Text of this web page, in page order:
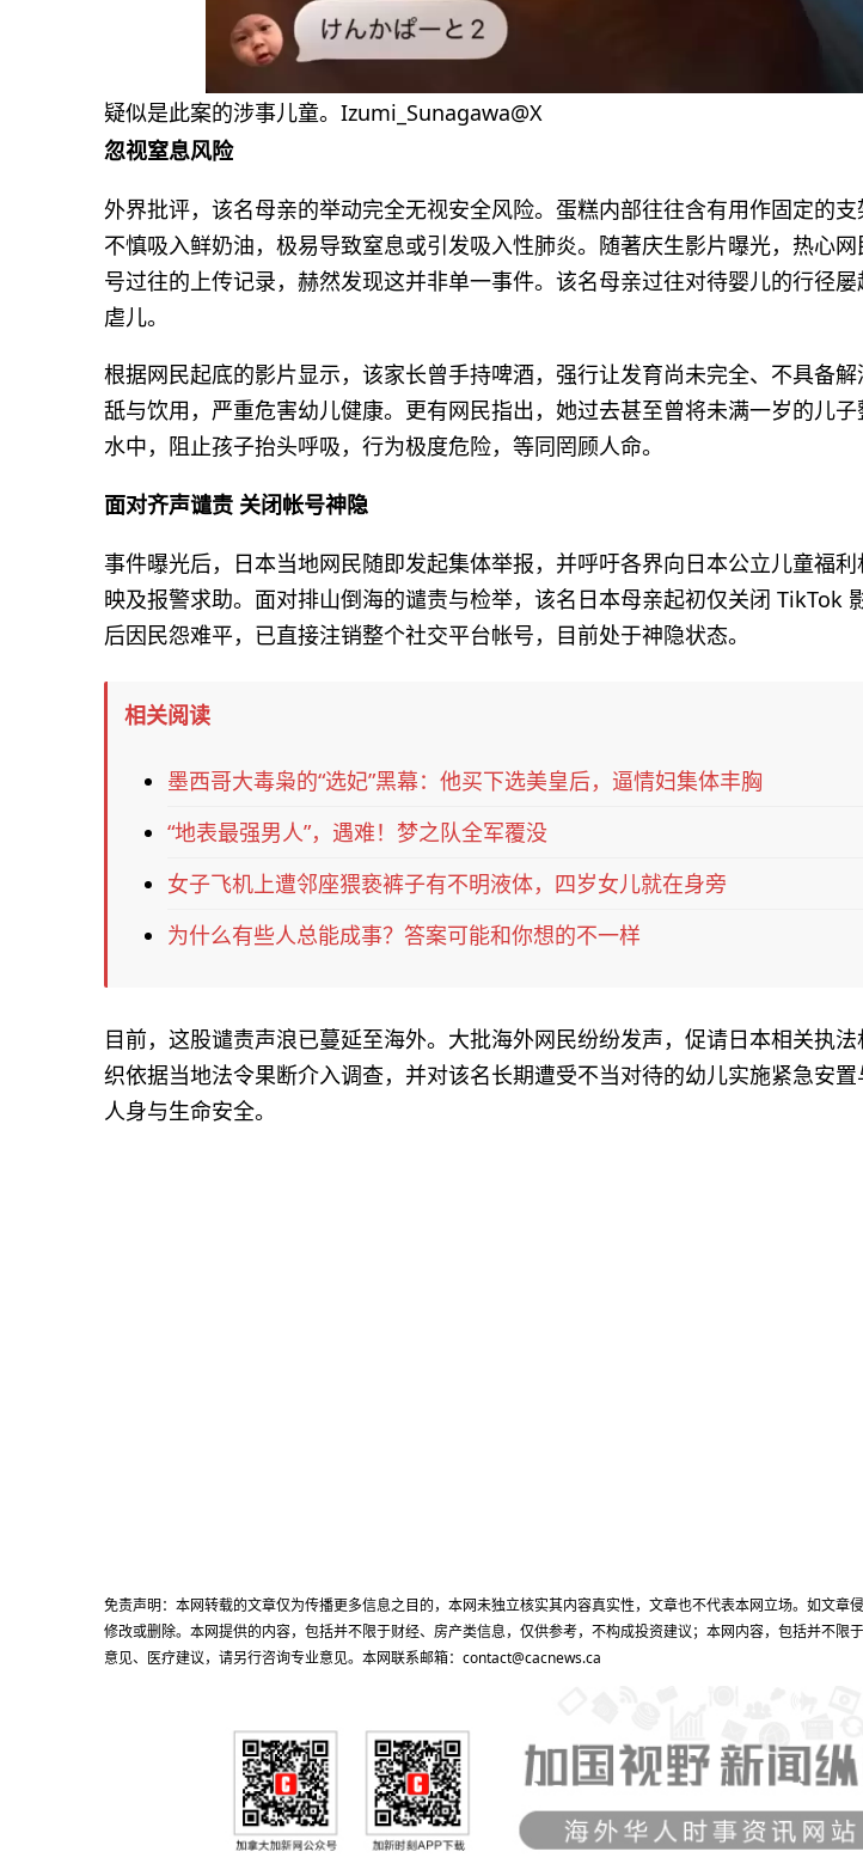
疑似是此案的涉事儿童。Izumi_Sunagawa@X
忽视窒息风险
外界批评，该名母亲的举动完全无视安全风险。蛋糕内部往往含有用作固定的
不慎吸入鲜奶油，极易导致窒息或引发吸入性肺炎。随著庆生影片曝光，热心
号过往的上传记录，赫然发现这并非单一事件。该名母亲过往对待婴儿的行径
虐儿。
根据网民起底的影片显示，该家长曾手持啤酒，强行让发育尚未完全、不具备
舐与饮用，严重危害幼儿健康。更有网民指出，她过去甚至曾将未满一岁的儿
水中，阻止孩子抬头呼吸，行为极度危险，等同罔顾人命。
面对齐声谴责 关闭帐号神隐
事件曝光后，日本当地网民随即发起集体举报，并呼吁各界向日本公立儿童福利
映及报警求助。面对排山倒海的谴责与检举，该名日本母亲起初仅关闭 TikTok
后因民怨难平，已直接注销整个社交平台帐号，目前处于神隐状态。
相关阅读
墨西哥大毒枭的“选妃”黑幕：他买下选美皇后，逼情妇集体丰胸
“地表最强男人”，遇难！梦之队全军覆没
女子飞机上遭邻座猥亵裤子有不明液体，四岁女儿就在身旁
为什么有些人总能成事？答案可能和你想的不一样
目前，这股谴责声浪已蔓延至海外。大批海外网民纷纷发声，促请日本相关执
织依据当地法令果断介入调查，并对该名长期遭受不当对待的幼儿实施紧急安
人身与生命安全。
免责声明：本网转载的文章仅为传播更多信息之目的，本网未独立核实其内容真实性，文章也不代表本网立场。如文章
修改或删除。本网提供的内容，包括并不限于财经、房产类信息，仅供参考，不构成投资建议；本网内容，包括并不限
意见、医疗建议，请另行咨询专业意见。本网联系邮箱：contact@cacnews.ca